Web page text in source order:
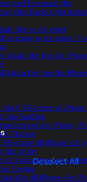
med Evermusic (for
eller Flacbox (for
filer pa din enhet
en mapp pa din enhet i
lokala filer fran din
lokala filer fran din
USB-minne på iPhone
från SanDisk
på din iPhone,
Flacbox
minne till iPhone och
filer på det
till molnlagring och
Evertag
Mac till iPhone eller